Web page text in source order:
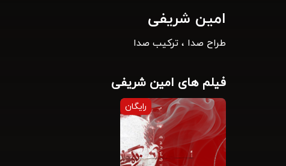
امین شریفی
طراح صدا ، ترکیب صدا
فیلم های امین شریفی
رایگان